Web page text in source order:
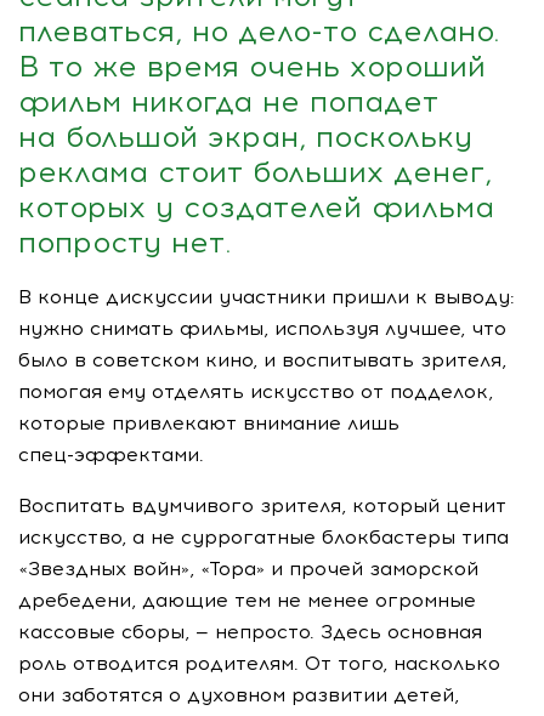
плеваться, но дело-то сделано.
В то же время очень хороший
фильм никогда не попадет
на большой экран, поскольку
реклама стоит больших денег,
которых у создателей фильма
попросту нет.
В конце дискуссии участники пришли к выводу:
нужно снимать фильмы, используя лучшее, что
было в советском кино, и воспитывать зрителя,
помогая ему отделять искусство от подделок,
которые привлекают внимание лишь
спец-эффектами.
Воспитать вдумчивого зрителя, который ценит
искусство, а не суррогатные блокбастеры типа
«Звездных войн», «Тора» и прочей заморской
дребедени, дающие тем не менее огромные
кассовые сборы, — непросто. Здесь основная
роль отводится родителям. От того, насколько
они заботятся о духовном развитии детей,